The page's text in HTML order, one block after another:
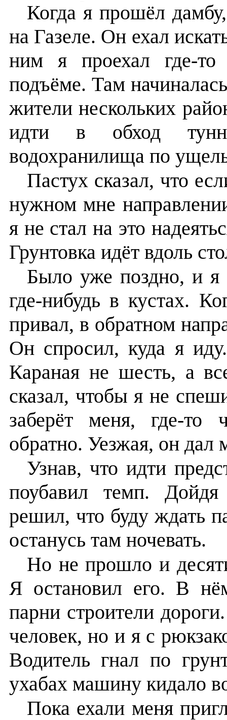
Когда я прошёл
на Газеле. Он ехал
ним я проехал где-
подъёме. Там
жители нескольких
идти в обход
водохранилища по
Пастух сказал, что
нужном мне
я не стал на это
Грунтовка идёт вдоль
Было уже поздно, и я
где-нибудь в кустах.
привал, в обратном
Он спросил, куда я
Караная не шесть, а
сказал, чтобы я не
заберёт меня, где-то
обратно. Уезжая, он дал
Узнав, что идти
поубавил темп.
решил, что буду ждать
останусь там ночевать.
Но не прошло и
Я остановил его. В
парни строители
человек, но и я с
Водитель гнал по
ухабах машину кидало
Пока ехали меня